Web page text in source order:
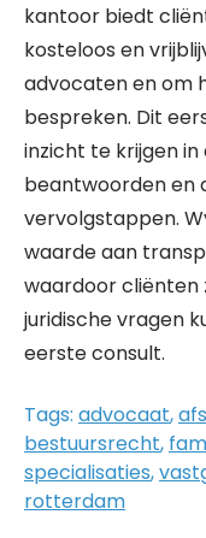
kantoor biedt
kosteloos en
advocaten en om
bespreken. Dit
inzicht te krijgen
beantwoorden en
vervolgstappen.
waarde aan
waardoor cliënten
juridische vragen
eerste consult.
Tags: advocaat,
bestuursrecht,
specialisaties,
rotterdam